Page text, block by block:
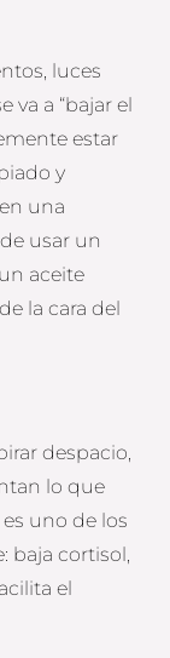
luces
va a “bajar el
estar
y
una
usar un
aceite
la cara del
despacio,
lo que
uno de los
baja cortisol,
el